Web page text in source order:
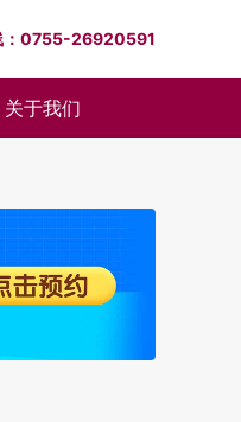
：0755-26920591
关于我们